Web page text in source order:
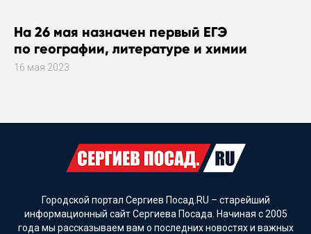
На 26 мая назначен первый ЕГЭ
по географии, литературе и химии
16 мая 2023
Городской портал Сергиев Посад.RU – старейший
информационный сайт Сергиева Посада. Начиная с 2005
года мы рассказываем вам о последних новостях и важных